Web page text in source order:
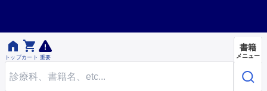

トップ

カート 重要
書籍
メニュー